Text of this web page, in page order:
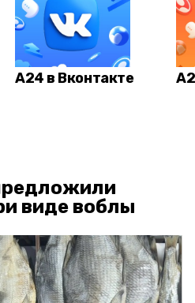
А24 в Вконтакте
виде воблы